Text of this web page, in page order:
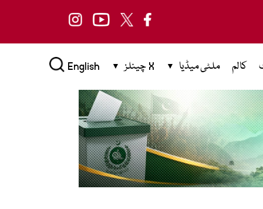
کالم ملٹی میڈیا X چینلز English